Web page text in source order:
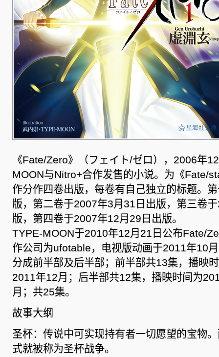
《Fate/Zero》（フェイト/ゼロ），2006年
MOON与Nitro+合作发售的小说。为《Fate/
作分作四卷出版，每卷有自己独立的标题。
版，第二卷于2007年3月31日出版，第三卷
版，第四卷于2007年12月29日出版。
TYPE-MOON于2010年12月21日公布Fate/
作公司为ufotable，电视版动画于2011年10
分成前半部及后半部；前半部共13集，播映
2011年12月；后半部共12集，播映时间为
月；共25集。
故事大纲
圣杯：传说中可实现持有者一切愿望的宝物
式就被称为圣杯战争。